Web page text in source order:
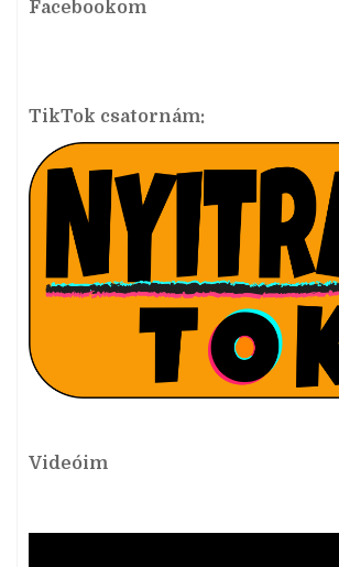
Facebookom
TikTok csatornám:
Videóim